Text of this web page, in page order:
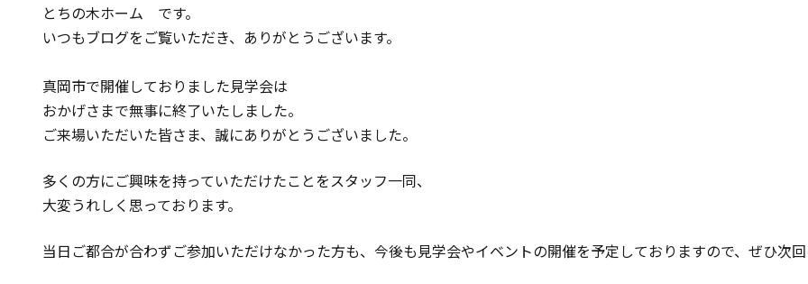
時
:
とちの木ホーム です。
いつもブログをご覧いただき、ありがとうございます。
真岡市で開催しておりました見学会は
おかげさまで無事に終了いたしました。
ご来場いただいた皆さま、誠にありがとうございました。
多くの方にご興味を持っていただけたことをスタッフ一同、
大変うれしく思っております。
当日ご都合が合わずご参加いただけなかった方も、今後も見学会やイベントの開催を予定しておりますので、ぜひ次